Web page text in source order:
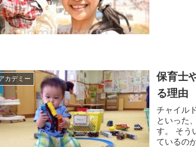
カデミー
保育士
る理由
チャイル
といった
す。 そう
ているの